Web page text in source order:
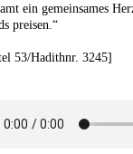
ein gemeinsames
preisen.“
53/Hadithnr. 3245]